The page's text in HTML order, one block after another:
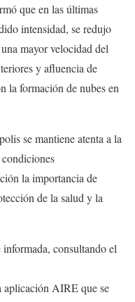
que en las últimas
intensidad, se redujo
mayor velocidad del
y afluencia de
la formación de nubes en
se mantiene atenta a la
la importancia de
de la salud y la
consultando el
aplicación AIRE que se